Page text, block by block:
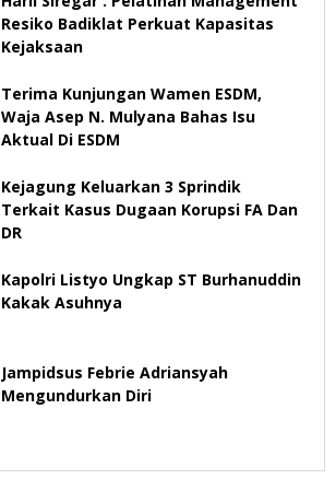
Resiko Badiklat Perkuat Kapasitas
Kejaksaan
Terima Kunjungan Wamen ESDM,
Waja Asep N. Mulyana Bahas Isu
Aktual Di ESDM
Kejagung Keluarkan 3 Sprindik
Terkait Kasus Dugaan Korupsi FA Dan
DR
Kapolri Listyo Ungkap ST Burhanuddin
Kakak Asuhnya
Jampidsus Febrie Adriansyah
Mengundurkan Diri